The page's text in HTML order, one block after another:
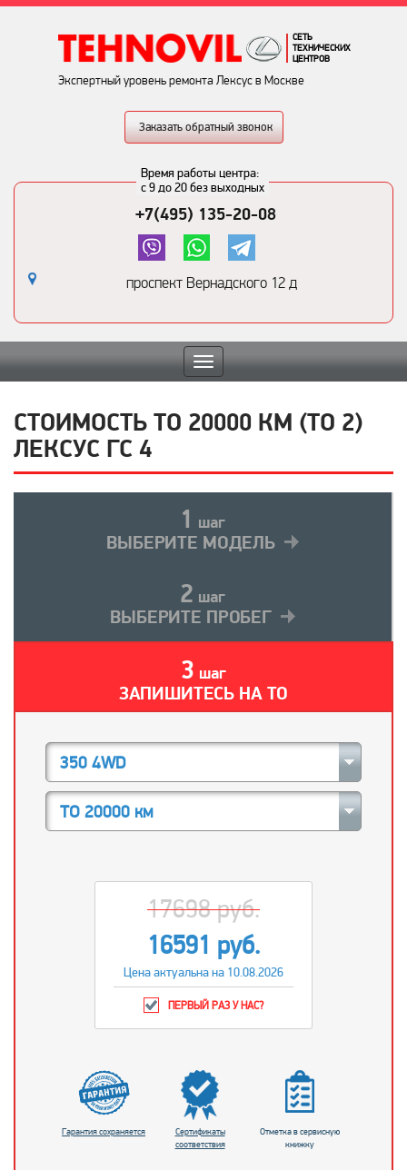
СЕТЬ
ТЕХНИЧЕСКИХ
ЦЕНТРОВ
Экспертный уровень ремонта Лексус в Москве
Заказать обратный звонок
Время работы центра:
с 9 до 20 без выходных
+7(495) 135-20-08
проспект Вернадского 12 д
Toggle
navigation
СТОИМОСТЬ ТО 20000 КМ (ТО 2)
ЛЕКСУС ГС 4
1 шаг
ВЫБЕРИТЕ МОДЕЛЬ
2 шаг
ВЫБЕРИТЕ ПРОБЕГ
3 шаг
ЗАПИШИТЕСЬ НА ТО
350 4WD
ТО 20000 км
17698 руб.
16591 руб.
Цена актуальна на 10.08.2026
ПЕРВЫЙ РАЗ У НАС?
Гарантия сохраняется
Сертификаты
соответствия
Отметка в сервисную
книжку